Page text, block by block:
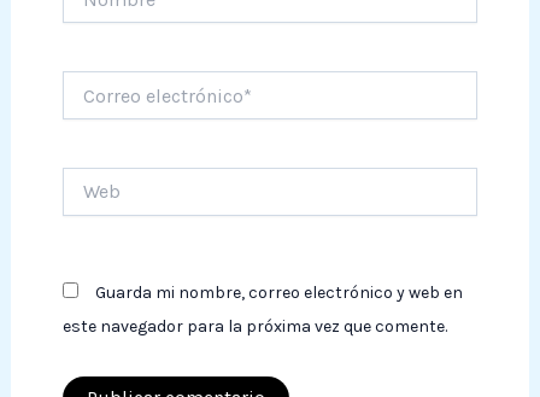
electrónico*
Guarda mi nombre, correo electrónico y web en
este navegador para la próxima vez que comente.